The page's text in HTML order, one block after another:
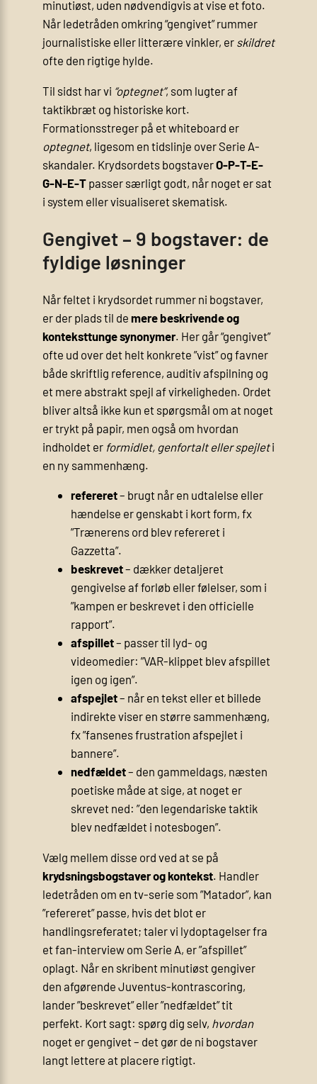
minutiøst, uden nødvendigvis at vise et foto.
Når ledetråden omkring “gengivet” rummer
journalistiske eller litterære vinkler, er skildret
ofte den rigtige hylde.
Til sidst har vi “optegnet”, som lugter af
taktikbræt og historiske kort.
Formationsstreger på et whiteboard er
optegnet, ligesom en tidslinje over Serie A-
skandaler. Krydsordets bogstaverO-P-T-E-
G-N-E-Tpasser særligt godt, når noget er sat
i system eller visualiseret skematisk.
Gengivet – 9 bogstaver: de
fyldige løsninger
Når feltet i krydsordet rummer ni bogstaver,
er der plads til de mere beskrivende og
konteksttunge synonymer. Her går “gengivet”
ofte ud over det helt konkrete ”vist” og favner
både skriftlig reference, auditiv afspilning og
et mere abstrakt spejl af virkeligheden. Ordet
bliver altså ikke kun et spørgsmål om at noget
er trykt på papir, men også om hvordan
indholdet er formidlet, genfortalt eller spejleti
en ny sammenhæng.
refereret– brugt når en udtalelse eller
hændelse er genskabt i kort form, fx
”Trænerens ord blev refereret i
Gazzetta”.
beskrevet– dækker detaljeret
gengivelse af forløb eller følelser, som i
”kampen er beskrevet i den officielle
rapport”.
afspillet– passer til lyd- og
videomedier: ”VAR-klippet blev afspillet
igen og igen”.
afspejlet– når en tekst eller et billede
indirekte viser en større sammenhæng,
fx ”fansenes frustration afspejlet i
bannere”.
nedfældet– den gammeldags, næsten
poetiske måde at sige, at noget er
skrevet ned: ”den legendariske taktik
blev nedfældet i notesbogen”.
Vælg mellem disse ord ved at se på
krydsningsbogstaver og kontekst. Handler
ledetråden om en tv-serie som ”Matador”, kan
”refereret” passe, hvis det blot er
handlingsreferatet; taler vi lydoptagelser fra
et fan-interview om Serie A, er ”afspillet”
oplagt. Når en skribent minutiøst gengiver
den afgørende Juventus-kontrascoring,
lander ”beskrevet” eller ”nedfældet” tit
perfekt. Kort sagt: spørg dig selv, hvordan
noget er gengivet – det gør de ni bogstaver
langt lettere at placere rigtigt.